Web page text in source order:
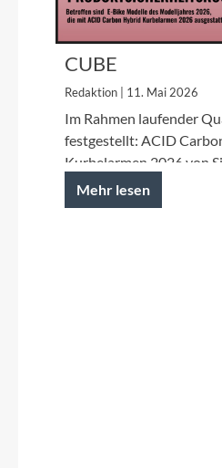
CUBE
ACID Carbon
Kurbelarme
Redaktion | 11. Mai 2026
Im Rahmen laufender
festgestellt: ACID
Kurbelarmen 2026 von
betroffen.
Mehr lesen